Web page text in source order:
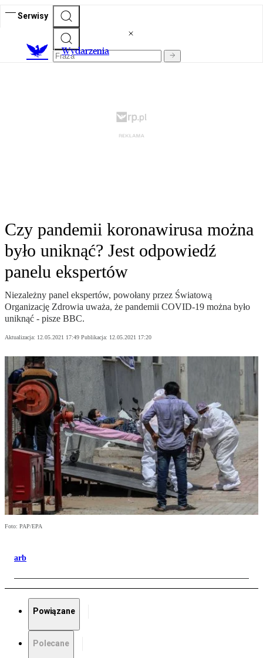
Serwisy
Wydarzenia
Czy pandemii koronawirusa można
było uniknąć? Jest odpowiedź
panelu ekspertów
Niezależny panel ekspertów, powołany przez Światową
Organizację Zdrowia uważa, że pandemii COVID-19 można było
uniknąć - pisze BBC.
Aktualizacja: 12.05.2021 17:49 Publikacja: 12.05.2021 17:20
Foto: PAP/EPA
arb
Powiązane
Polecane